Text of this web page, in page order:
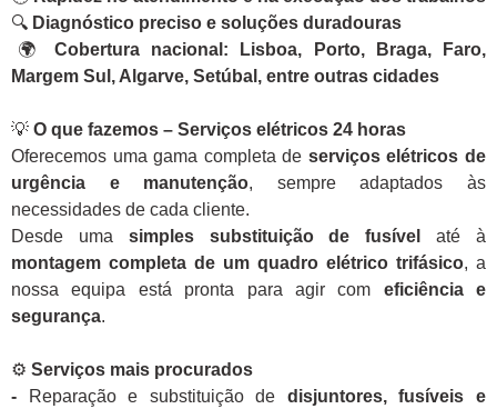
🔍 Diagnóstico preciso e soluções duradouras
🌍 Cobertura nacional: Lisboa, Porto, Braga, Faro,
Margem Sul, Algarve, Setúbal, entre outras cidades
💡 O que fazemos – Serviços elétricos 24 horas
Oferecemos uma gama completa de serviços elétricos de
urgência e manutenção, sempre adaptados às
necessidades de cada cliente.
Desde uma simples substituição de fusível
até à
montagem completa de um quadro elétrico trifásico, a
nossa equipa está pronta para agir com eficiência e
segurança.
⚙️ Serviços mais procurados
-
Reparação e substituição de disjuntores, fusíveis e